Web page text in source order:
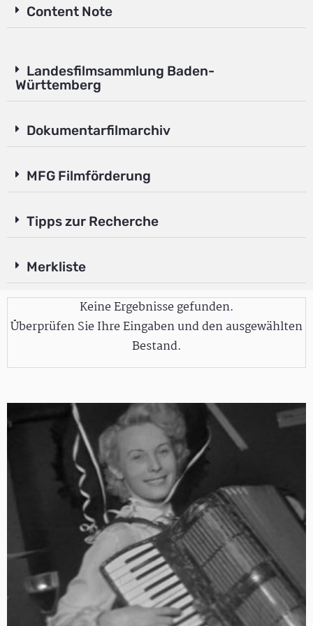
Content Note
Landesfilmsammlung Baden-
Württemberg
Dokumentarfilmarchiv
MFG Filmförderung
Tipps zur Recherche
Merkliste
Keine Ergebnisse gefunden.
Überprüfen Sie Ihre Eingaben und den ausgewählten
Bestand.